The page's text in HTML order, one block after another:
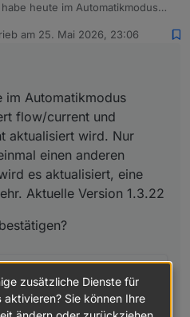
habe heute im Automatikmodus
hour nicht aktualisiert wird. Nur
dann wird es aktualisiert,
jemand bestätigen?
am 25. Mai 2026, 23:06
editiert von
im Automatikmodus
flow/current und
aktualisiert wird. Nur
einen anderen
es aktualisiert, eine
Aktuelle Version 1.3.22
zusätzliche Dienste für
aktivieren? Sie können Ihre